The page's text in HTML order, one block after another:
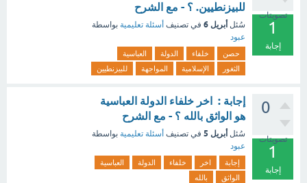
تصويتات
1
إجابة
للبيزنطيين. ؟ - مع الشرح
سُئل أبريل 6 في تصنيف أسئلة تعليمية بواسطة
عبود
حصن خلفاء الدولة
العباسية
الثغور
الإسلامية المواجهة للبيزنطيين
0
تصويتات
1
إجابة
إجابة : اخر خلفاء الدولة العباسية
هو الواثق بالله ؟ - مع الشرح
سُئل أبريل 5 في تصنيف أسئلة تعليمية بواسطة
عبود
إجابة اخر خلفاء الدولة
العباسية
الواثق
بالله